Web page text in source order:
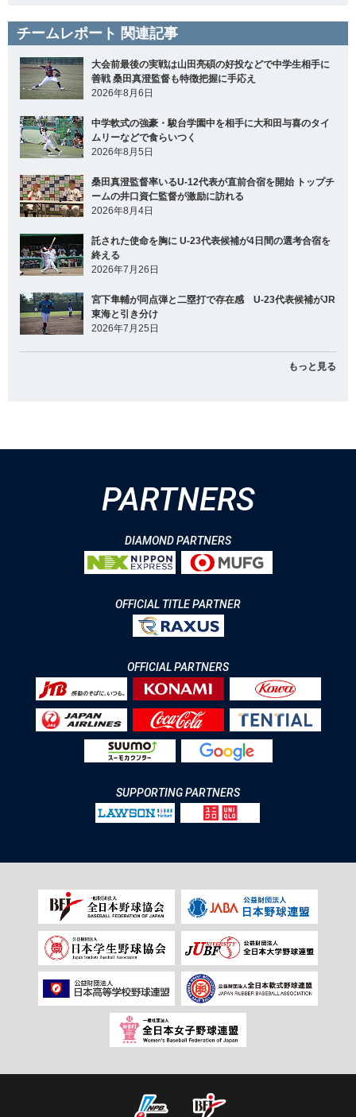
チームレポート 関連記事
大会前最後の実戦は山田亮碩の好投などで中学生相手に
善戦 桑田真澄監督も特徴把握に手応え
2026年8月6日
中学軟式の強豪・駿台学園中を相手に大和田与喜のタイ
ムリーなどで食らいつく
2026年8月5日
桑田真澄監督率いるU-12代表が直前合宿を開始 トップチ
ームの井口資仁監督が激励に訪れる
2026年8月4日
託された使命を胸に U-23代表候補が4日間の選考合宿を
終える
2026年7月26日
宮下隼輔が同点弾と二塁打で存在感 U-23代表候補がJR
東海と引き分け
2026年7月25日
もっと見る
PARTNERS
DIAMOND PARTNERS
OFFICIAL TITLE PARTNER
OFFICIAL PARTNERS
SUPPORTING PARTNERS